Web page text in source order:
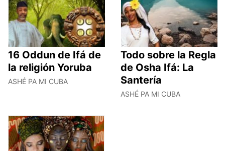
16 Oddun de Ifá de
la religión Yoruba
ASHÉ PA MI CUBA
Todo sobre la Regla
de Osha Ifá: La
Santería
ASHÉ PA MI CUBA